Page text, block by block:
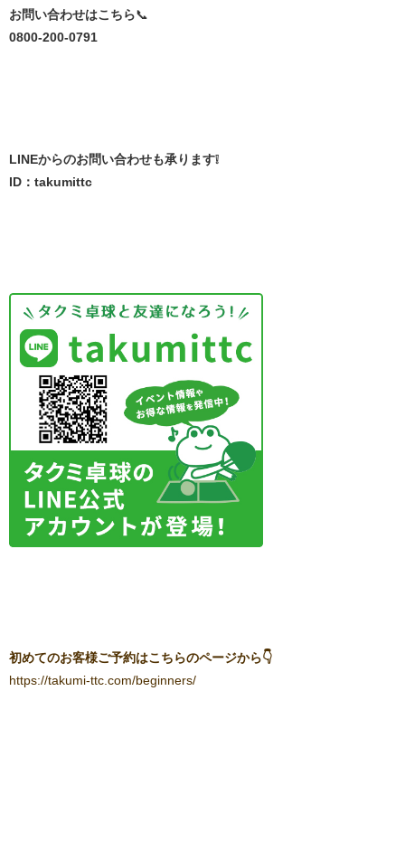
お問い合わせはこちら📞
0800-200-0791
LINEからのお問い合わせも承ります❕
ID：takumittc
初めてのお客様ご予約はこちらのページから👇
https://takumi-ttc.com/beginners/